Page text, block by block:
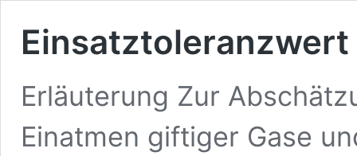
Einsatztoleranzwert
Erläuterung Zur
Einatmen giftiger Gase